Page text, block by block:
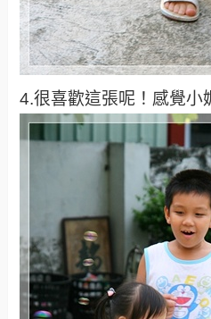
4.很喜歡這張呢！感覺小